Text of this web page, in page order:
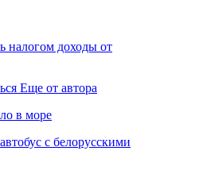
налогом доходы от
Еще от автора
в море
с белорусскими